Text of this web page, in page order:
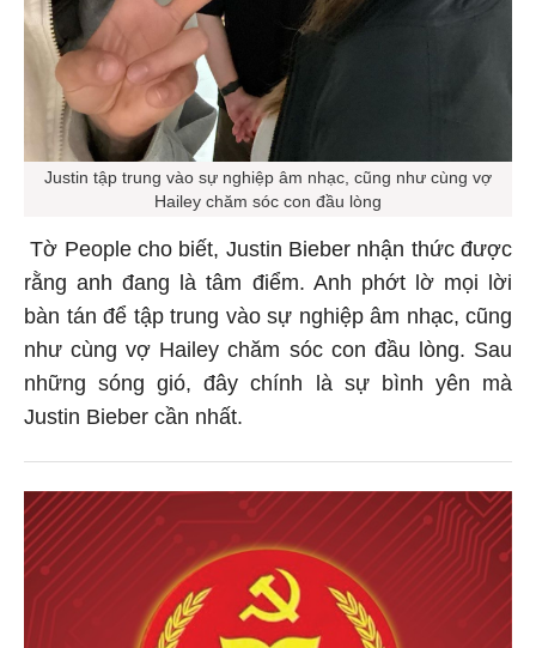
Justin tập trung vào sự nghiệp âm nhạc, cũng như cùng vợ
Hailey chăm sóc con đầu lòng
Tờ People cho biết, Justin Bieber nhận thức được
rằng anh đang là tâm điểm. Anh phớt lờ mọi lời
bàn tán để tập trung vào sự nghiệp âm nhạc, cũng
như cùng vợ Hailey chăm sóc con đầu lòng. Sau
những sóng gió, đây chính là sự bình yên mà
Justin Bieber cần nhất.